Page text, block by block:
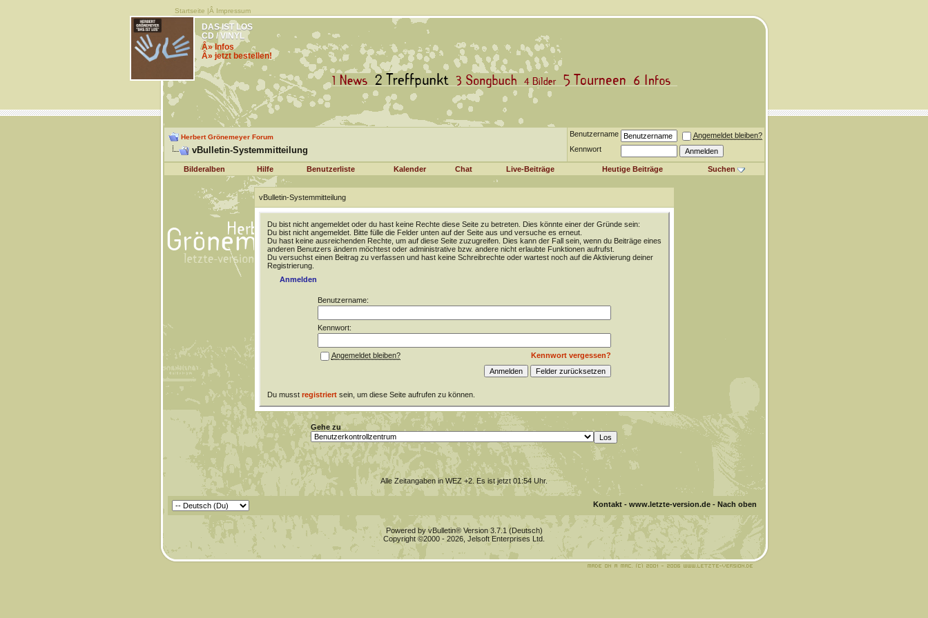
Startseite |Â Impressum
DAS IST LOS
CD / VINYL
Â» Infos
Â» jetzt bestellen!
Herbert Grönemeyer Forum
vBulletin-Systemmitteilung
Benutzername
Angemeldet bleiben?
Kennwort
Bilderalben Hilfe Benutzerliste Kalender Chat Live-Beiträge Heutige Beiträge Suchen
vBulletin-Systemmitteilung
Du bist nicht angemeldet oder du hast keine Rechte diese Seite zu betreten. Dies könnte einer der Gründe sein:
Du bist nicht angemeldet. Bitte fülle die Felder unten auf der Seite aus und versuche es erneut.
Du hast keine ausreichenden Rechte, um auf diese Seite zuzugreifen. Dies kann der Fall sein, wenn du Beiträge eines
anderen Benutzers ändern möchtest oder administrative bzw. andere nicht erlaubte Funktionen aufrufst.
Du versuchst einen Beitrag zu verfassen und hast keine Schreibrechte oder wartest noch auf die Aktivierung deiner
Registrierung.
Anmelden
Benutzername:
Kennwort:
Kennwort vergessen?
Angemeldet bleiben?
Du musst registriertsein, um diese Seite aufrufen zu können.
Gehe zu
Alle Zeitangaben in WEZ +2. Es ist jetzt01:54Uhr.
Kontakt- www.letzte-version.de- Nach oben
Powered by vBulletin® Version 3.7.1 (Deutsch)
Copyright ©2000 - 2026, Jelsoft Enterprises Ltd.